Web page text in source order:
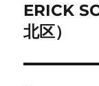
ナ
ビ
ゲ
の
投
ERICK
北区）